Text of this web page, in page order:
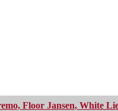
Floor Jansen, White